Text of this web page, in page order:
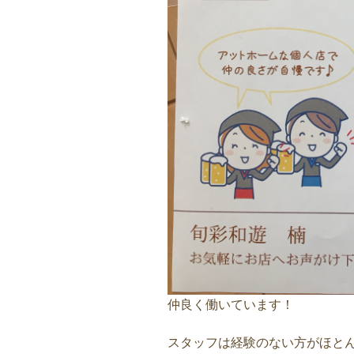
仲良く働いています！
スタッフは経験のない方がほと